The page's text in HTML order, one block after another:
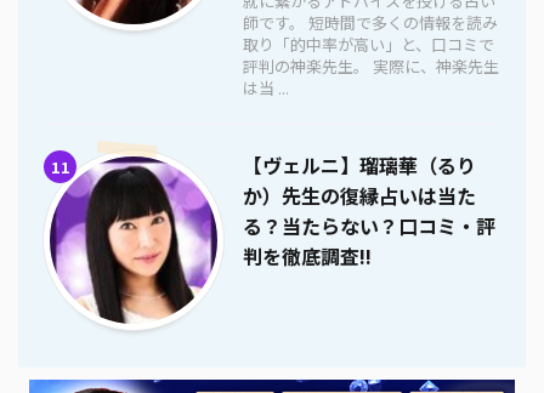
師です。 短時間で多くの情報を読み
取り「的中率が高い」と、口コミで
評判の神楽先生。 実際に、神楽先生
は当 ...
11
【ヴェルニ】瑠璃華（るり
か）先生の復縁占いは当た
る？当たらない？口コミ・評
判を徹底調査!!